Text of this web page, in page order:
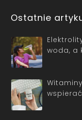
Ostatnie
woda, a